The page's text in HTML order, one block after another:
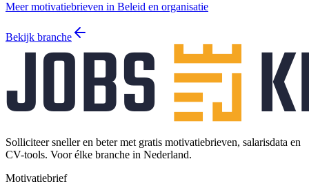
Meer motivatiebrieven in Beleid en organisatie
Bekijk branche
Solliciteer sneller en beter met gratis motivatiebrieven, salarisdata en
CV-tools. Voor élke branche in Nederland.
Motivatiebrief